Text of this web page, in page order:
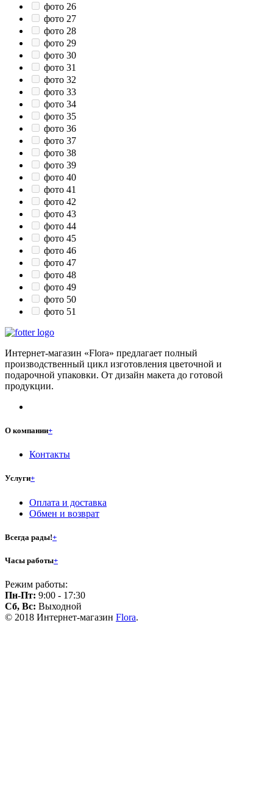
фото 26
фото 27
фото 28
фото 29
фото 30
фото 31
фото 32
фото 33
фото 34
фото 35
фото 36
фото 37
фото 38
фото 39
фото 40
фото 41
фото 42
фото 43
фото 44
фото 45
фото 46
фото 47
фото 48
фото 49
фото 50
фото 51
Интернет-магазин «Flora» предлагает полный
производственный цикл изготовления цветочной и
подарочной упаковки. От дизайн макета до готовой
продукции.
О компании+
Контакты
Услуги+
Оплата и доставка
Обмен и возврат
Всегда рады!+
Часы работы+
Режим работы:
Пн-Пт: 9:00 - 17:30
Сб, Вс: Выходной
© 2018 Интернет-магазин Flora.